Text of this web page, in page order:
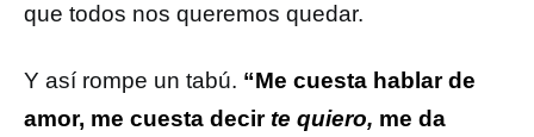
que todos nos queremos quedar.
Y así rompe un tabú. “Me cuesta hablar de
amor, me cuesta decirte quiero, me da